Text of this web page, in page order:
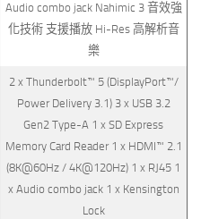
Audio combo jack Nahimic 3 音效強
化技術 支援播放 Hi-Res 高解析音
樂
2 x Thunderbolt™ 5 (DisplayPort™/
Power Delivery 3.1) 3 x USB 3.2
Gen2 Type-A 1 x SD Express
Memory Card Reader 1 x HDMI™ 2.1
(8K@60Hz / 4K@120Hz) 1 x RJ45 1
x Audio combo jack 1 x Kensington
Lock